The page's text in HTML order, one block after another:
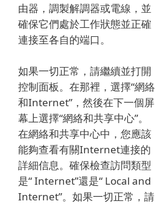
由器，調製解調器或電線，並
確保它們處於工作狀態並正確
連接至各自的端口。
如果一切正常，請繼續並打開
控制面板。 在那裡，選擇“網絡
和Internet”，然後在下一個屏
幕上選擇“網絡和共享中心”。
在網絡和共享中心中，您應該
能夠查看有關Internet連接的
詳細信息。 確保檢查訪問類型
是“ Internet”還是“ Local and
Internet”。 如果一切正常，請